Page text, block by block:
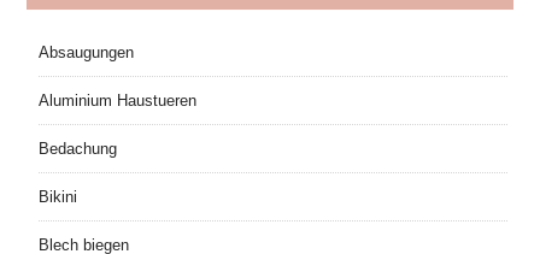
Absaugungen
Aluminium Haustueren
Bedachung
Bikini
Blech biegen